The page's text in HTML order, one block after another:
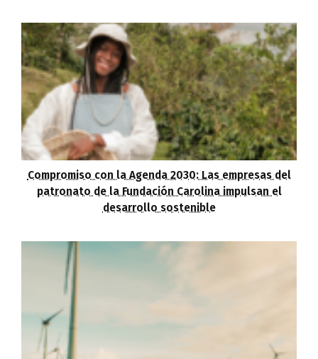
Compromiso con la Agenda 2030: Las empresas del
patronato de la Fundación Carolina impulsan el
desarrollo sostenible